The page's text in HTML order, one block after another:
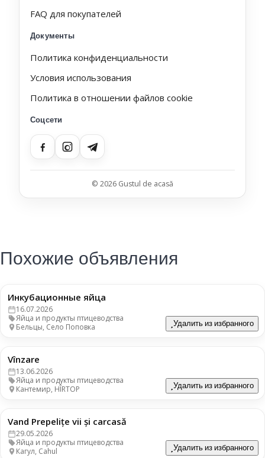
FAQ для покупателей
Документы
Политика конфиденциальности
Условия использования
Политика в отношении файлов cookie
Соцсети
© 2026 Gustul de acasă
Похожие объявления
Инкубационные яйца
16.07.2026
Яйца и продукты птицеводства
Бельцы, Село Поповка
Удалить из избранного
Vînzare
13.06.2026
Яйца и продукты птицеводства
Кантемир, HÎRTOP
Удалить из избранного
Vand Prepelițe vii și carcasă
29.05.2026
Яйца и продукты птицеводства
Кагул, Cahul
Удалить из избранного